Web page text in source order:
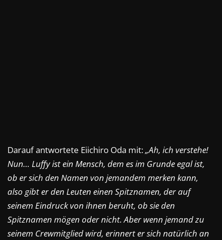
Darauf antwortete Eiichiro Oda mit:„Ah, ich verstehe!
Nun… Luffy ist ein Mensch, dem es im Grunde egal ist,
ob er sich den Namen von jemandem merken kann,
also gibt er den Leuten einen Spitznamen, der auf
seinem Eindruck von ihnen beruht, ob sie den
Spitznamen mögen oder nicht.Aber wenn jemand zu
seinem Crewmitglied wird, erinnert er sich natürlich an